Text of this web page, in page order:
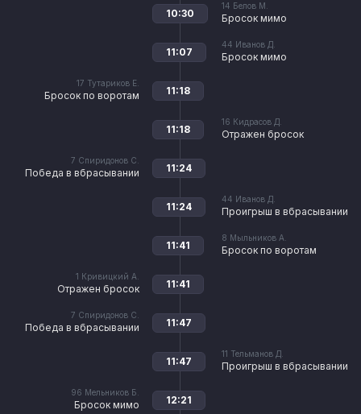
14 Белов М.
Бросок мимо
10:30
44 Иванов Д.
Бросок мимо
11:07
17 Тутариков Е.
Бросок по воротам 11:18
16 Кидрасов Д.
Отражен бросок
11:18
7 Спиридонов С.
Победа в вбрасывании 11:24
44 Иванов Д.
Проигрыш в вбрасывании
11:24
8 Мыльников А.
Бросок по воротам
11:41
1 Кривицкий А.
Отражен бросок 11:41
7 Спиридонов С.
Победа в вбрасывании 11:47
11 Тельманов Д.
Проигрыш в вбрасывании
11:47
96 Мельников Б.
Бросок мимо 12:21